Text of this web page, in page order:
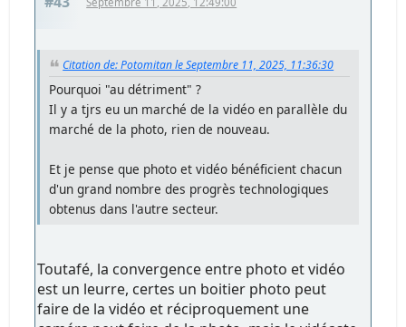
Citation de: Potomitan le Septembre 11, 2025, 11:36:30
Pourquoi "au détriment" ?
Il y a tjrs eu un marché de la vidéo en parallèle du
marché de la photo, rien de nouveau.
Et je pense que photo et vidéo bénéficient chacun
d'un grand nombre des progrès technologiques
obtenus dans l'autre secteur.
Toutafé, la convergence entre photo et vidéo
est un leurre, certes un boitier photo peut
faire de la vidéo et réciproquement une